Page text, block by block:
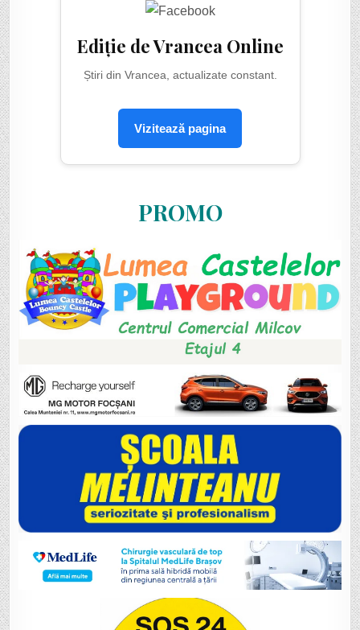
Ediție de Vrancea Online
Știri din Vrancea, actualizate constant.
Vizitează pagina
PROMO